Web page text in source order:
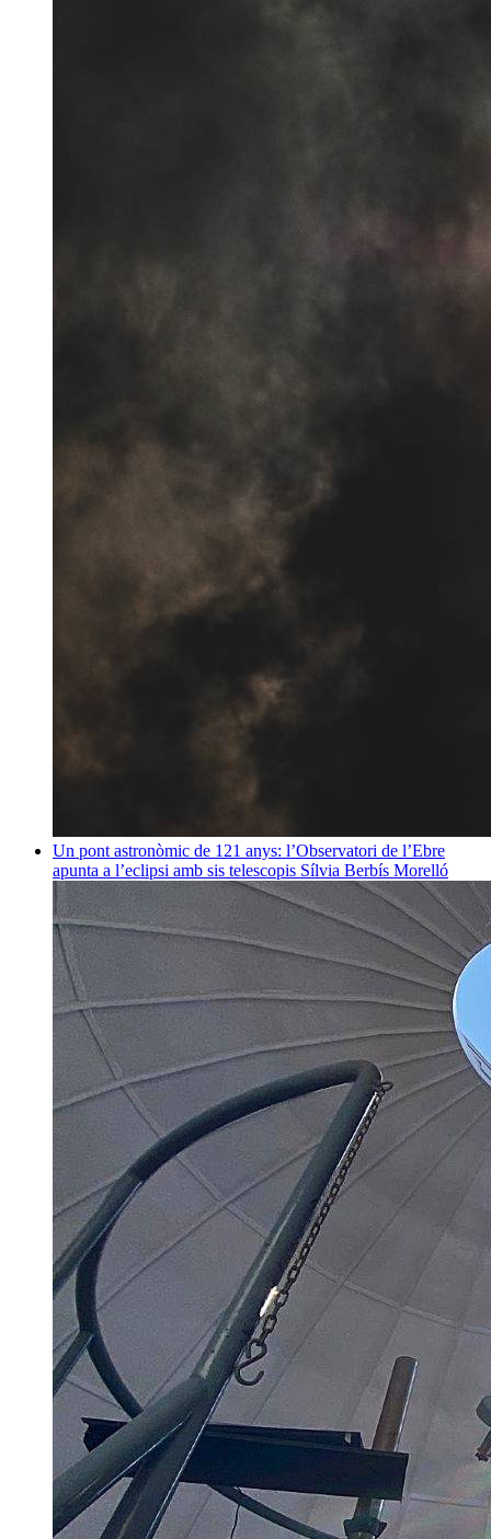
Un pont astronòmic de 121 anys: l’Observatori de l’Ebre
apunta a l’eclipsi amb sis telescopis Sílvia Berbís Morelló